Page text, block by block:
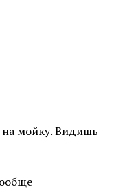
на мойку. Видишь